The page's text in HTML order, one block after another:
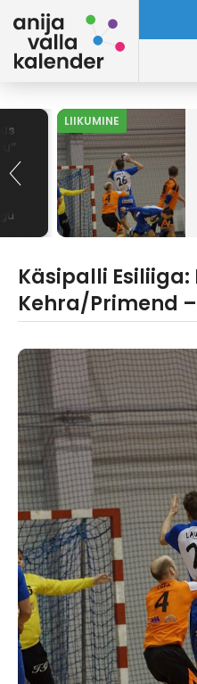
LIIKUMINE
Käsipalli Esiliiga:
Kehra/Primend